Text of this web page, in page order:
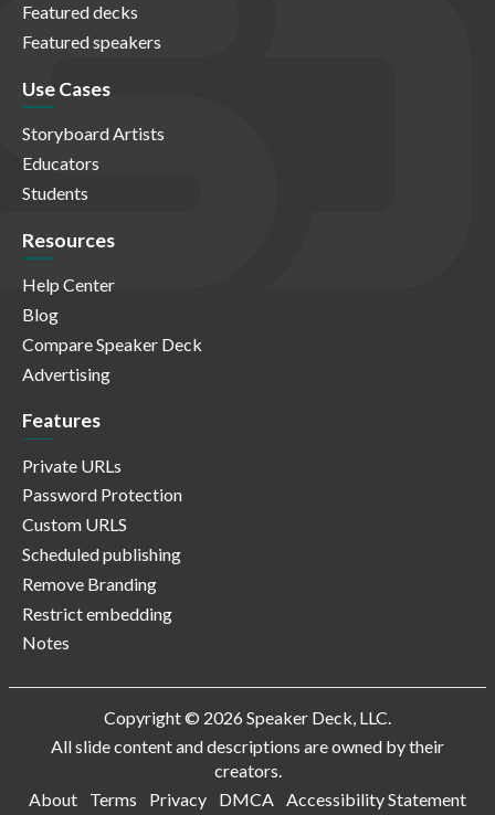
Featured decks
Featured speakers
Use Cases
Storyboard Artists
Educators
Students
Resources
Help Center
Blog
Compare Speaker Deck
Advertising
Features
Private URLs
Password Protection
Custom URLS
Scheduled publishing
Remove Branding
Restrict embedding
Notes
Copyright © 2026 Speaker Deck, LLC.
All slide content and descriptions are owned by their
creators.
About
Terms Privacy DMCA Accessibility Statement